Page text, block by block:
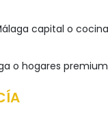
capital o
o hogares